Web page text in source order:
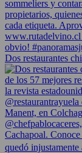
Dos restaurantes